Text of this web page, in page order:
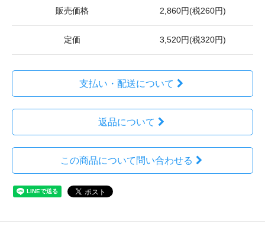
販売価格 2,860円(税260円)
定価 3,520円(税320円)
支払い・配送について
返品について
この商品について問い合わせる